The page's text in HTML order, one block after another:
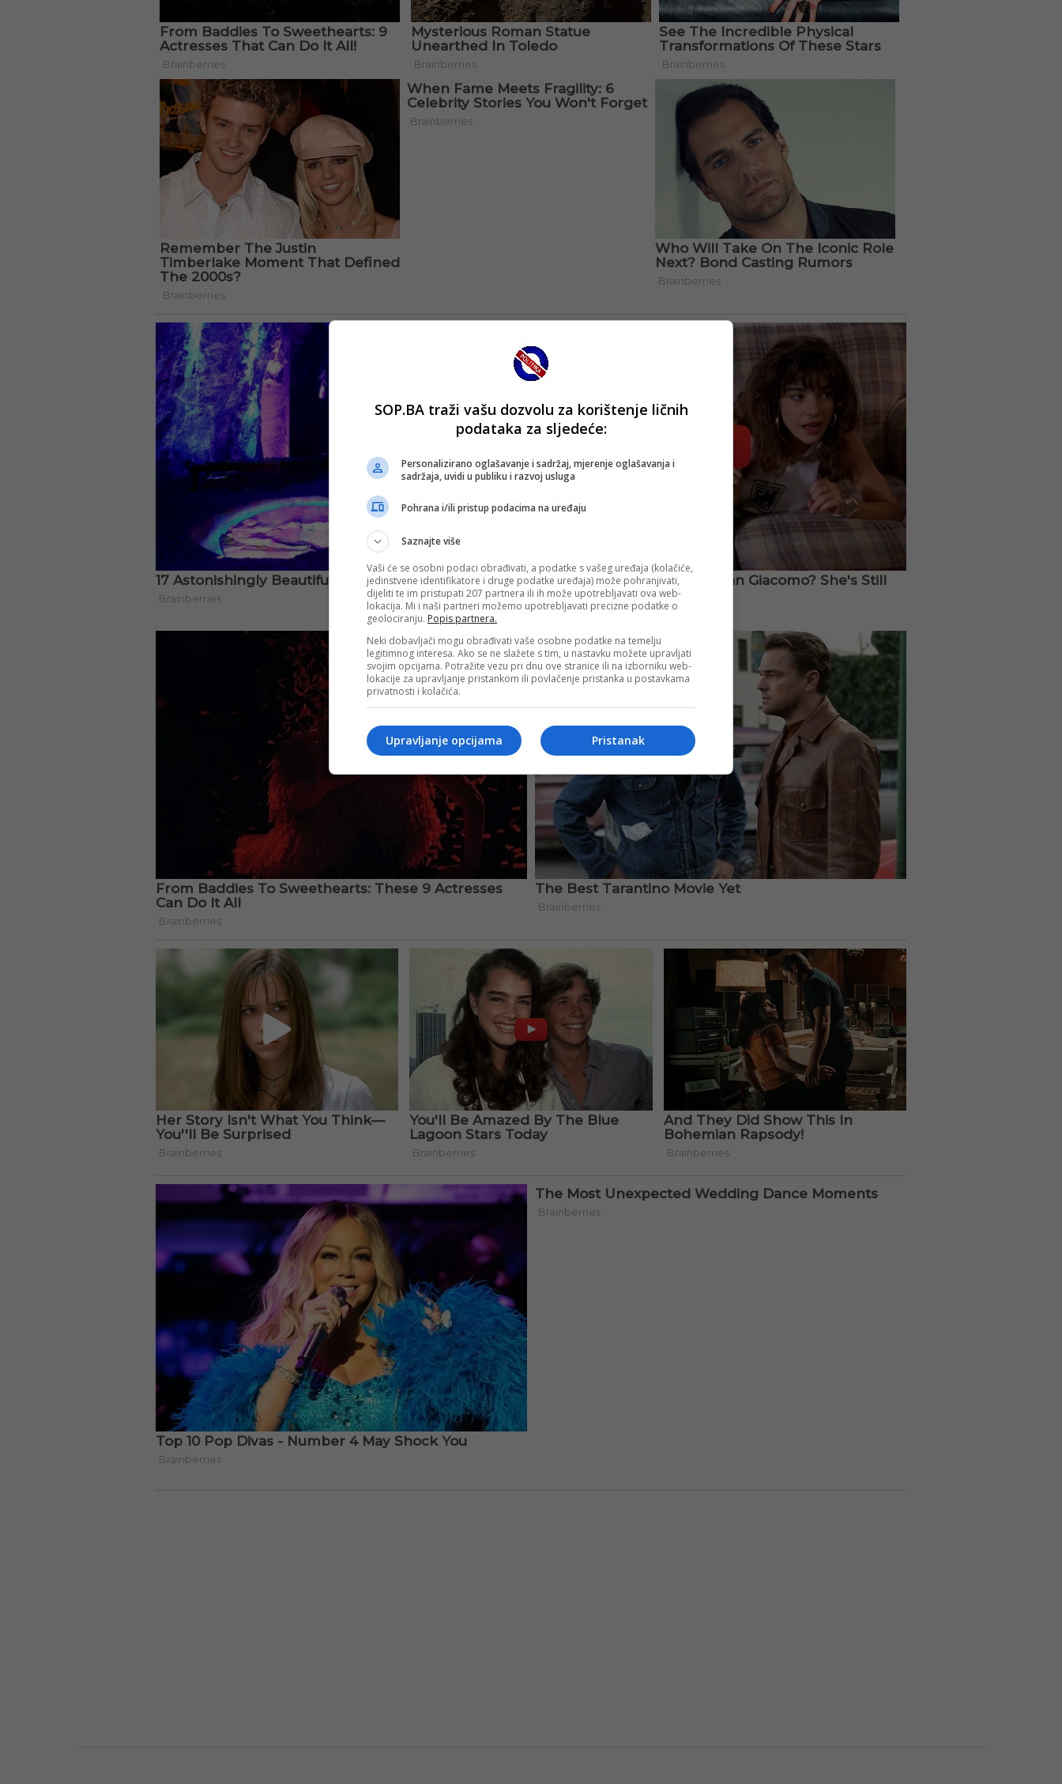
SOP.BA traži vašu dozvolu za korištenje ličnih
podataka za sljedeće:
Personalizirano oglašavanje i sadržaj, mjerenje oglašavanja i
sadržaja, uvidi u publiku i razvoj usluga
Pohrana i/ili pristup podacima na uređaju
Saznajte više
Vaši će se osobni podaci obrađivati, a podatke s vašeg uređaja (kolačiće,
jedinstvene identifikatore i druge podatke uređaja) može pohranjivati,
dijeliti te im pristupati 207 partnera ili ih može upotrebljavati ova web-
lokacija. Mi i naši partneri možemo upotrebljavati precizne podatke o
geolociranju. Popis partnera.
Neki dobavljači mogu obrađivati vaše osobne podatke na temelju
legitimnog interesa. Ako se ne slažete s tim, u nastavku možete upravljati
svojim opcijama. Potražite vezu pri dnu ove stranice ili na izborniku web-
lokacije za upravljanje pristankom ili povlačenje pristanka u postavkama
privatnosti i kolačića.
Pristanak
Upravljanje opcijama